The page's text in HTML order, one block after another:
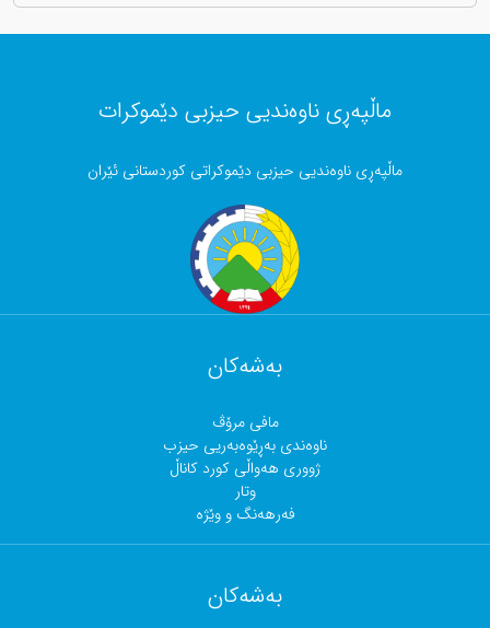
ماڵپەڕی ناوەندیی حیزبی دێموکرات
ماڵپەڕی ناوەندیی حیزبی دێموکراتی کوردستانی ئێران
بەشەکان
مافی مرۆڤ
ناوەندی بەڕێوەبەریی حیزب
ژووری هەواڵی کورد کاناڵ
وتار
فەرهەنگ و وێژە
بەشەکان